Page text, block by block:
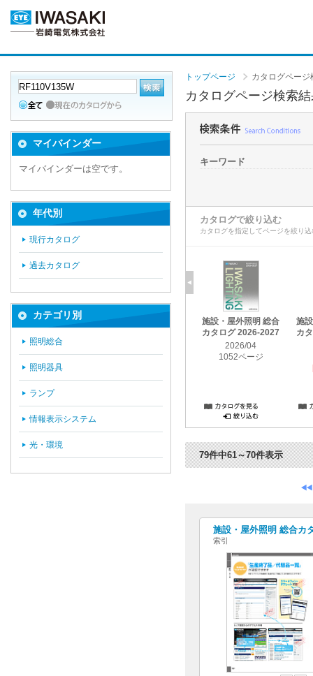
トップページ カタログページ
カタログページ検索
キーワード
カタログで絞り込む
カタログを指定してページを絞り
施設・屋外照明 総合
カタログ 2026-2027
2026/04
1052ページ
施
カ
79件中61～70件表示
施設・屋外照明 総合カ
索引
マイバインダー
マイバインダーは空です。
年代別
現行カタログ
過去カタログ
カテゴリ別
照明総合
照明器具
ランプ
情報表示システム
光・環境